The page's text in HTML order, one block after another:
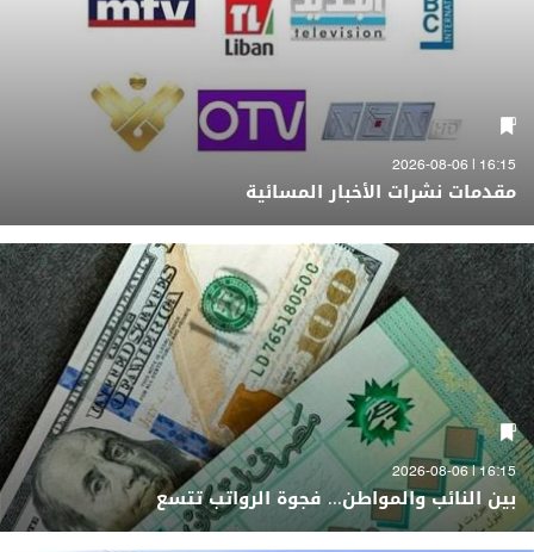
16:15 | 2026-08-06
مقدمات نشرات الأخبار المسائية
16:15 | 2026-08-06
بين النائب والمواطن... فجوة الرواتب تتسع